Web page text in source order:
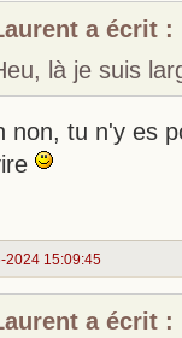
a écrit :
là je suis
non, tu n'y es
2024 15:09:45
a écrit :